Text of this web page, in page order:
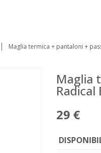
Maglia termica + pantaloni +
Maglia
Radical
29 €